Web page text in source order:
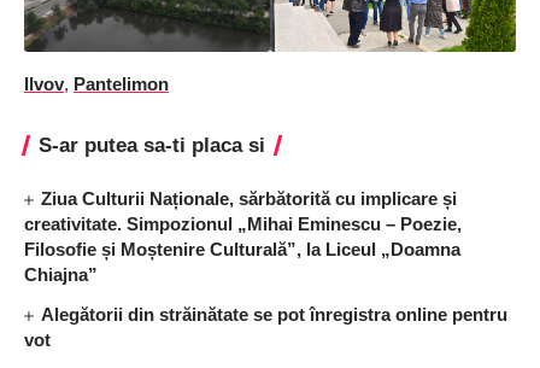
Ilvov, Pantelimon
S-ar putea sa-ti placa si
Ziua Culturii Naționale, sărbătorită cu implicare și
creativitate. Simpozionul „Mihai Eminescu – Poezie,
Filosofie și Moștenire Culturală”, la Liceul „Doamna
Chiajna”
Alegătorii din străinătate se pot înregistra online pentru
vot